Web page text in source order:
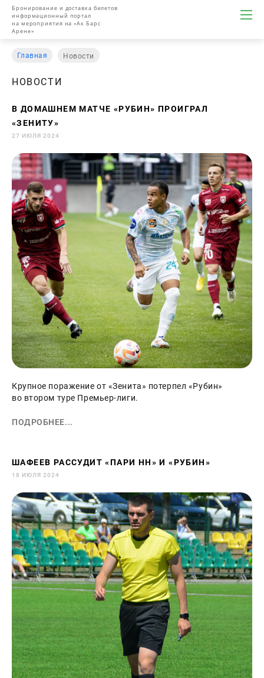
Бронирование и доставка билетов
информационный портал
на мероприятия на «Ак Барс
Арене»
Главная Новости
НОВОСТИ
В ДОМАШНЕМ МАТЧЕ «РУБИН» ПРОИГРАЛ
«ЗЕНИТУ»
27 ИЮЛЯ 2024
Крупное поражение от «Зенита» потерпел «Рубин»
во втором туре Премьер-лиги.
ПОДРОБНЕЕ...
ШАФЕЕВ РАССУДИТ «ПАРИ НН» И «РУБИН»
18 ИЮЛЯ 2024